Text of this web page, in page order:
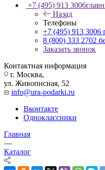
+7 (495) 913 3006
Назад
Телефоны
+7 (495) 913 3006
8 (800) 333 2702
Заказать звонок
Контактная информация
г. Москва,
ул. Живописная, 52
info@ura-podarki.ru
Вконтакте
Одноклассники
Главная
—
Каталог